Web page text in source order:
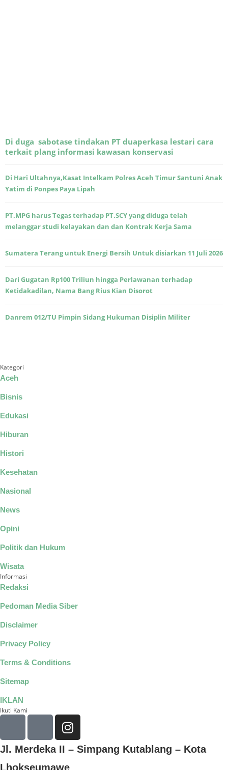
Di duga sabotase tindakan PT duaperkasa lestari cara
terkait plang informasi kawasan konservasi
Di Hari Ultahnya,Kasat Intelkam Polres Aceh Timur Santuni Anak
Yatim di Ponpes Paya Lipah
PT.MPG harus Tegas terhadap PT.SCY yang diduga telah
melanggar studi kelayakan dan dan Kontrak Kerja Sama
Sumatera Terang untuk Energi Bersih Untuk disiarkan 11 Juli 2026
Dari Gugatan Rp100 Triliun hingga Perlawanan terhadap
Ketidakadilan, Nama Bang Rius Kian Disorot
Danrem 012/TU Pimpin Sidang Hukuman Disiplin Militer
Kategori
Aceh
Bisnis
Edukasi
Hiburan
Histori
Kesehatan
Nasional
News
Opini
Politik dan Hukum
Wisata
Informasi
Redaksi
Pedoman Media Siber
Disclaimer
Privacy Policy
Terms & Conditions
Sitemap
IKLAN
Ikuti Kami
Jl. Merdeka II – Simpang Kutablang – Kota
Lhokseumawe